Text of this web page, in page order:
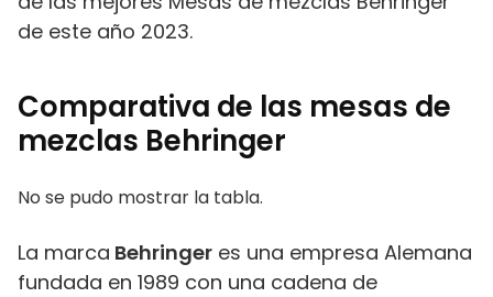
de este año 2023.
Comparativa de las mesas de
mezclas Behringer
No se pudo mostrar la tabla.
La marca Behringer es una empresa Alemana
fundada en 1989 con una cadena de